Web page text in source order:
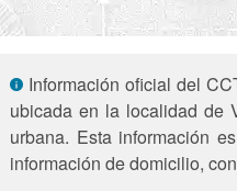
Información oficial del
ubicada en la localidad de
urbana. Esta información
información de domicilio,